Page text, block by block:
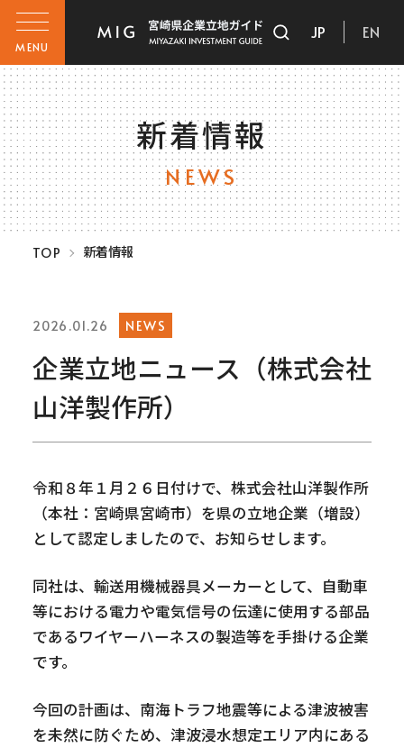
MENU
EN
JP
新着情報
NEWS
TOP 新着情報
2026.01.26 NEWS
企業立地ニュース（株式会社
山洋製作所）
令和８年１月２６日付けで、株式会社山洋製作所
（本社：宮崎県宮崎市）を県の立地企業（増設）
として認定しましたので、お知らせします。
同社は、輸送用機械器具メーカーとして、自動車
等における電力や電気信号の伝達に使用する部品
であるワイヤーハーネスの製造等を手掛ける企業
です。
今回の計画は、南海トラフ地震等による津波被害
を未然に防ぐため、津波浸水想定エリア内にある